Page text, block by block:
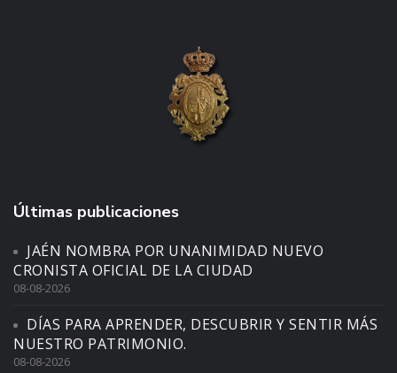
Últimas publicaciones
JAÉN NOMBRA POR UNANIMIDAD NUEVO
CRONISTA OFICIAL DE LA CIUDAD
08-08-2026
DÍAS PARA APRENDER, DESCUBRIR Y SENTIR MÁS
NUESTRO PATRIMONIO.
08-08-2026